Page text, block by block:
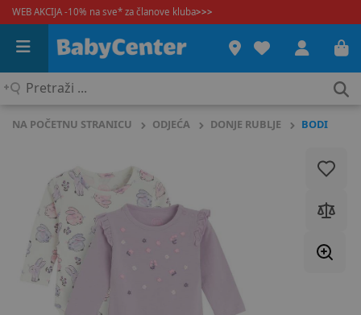
WEB AKCIJA -10% na sve* za članove kluba>>>
Pretraži
NA POČETNU STRANICU ODJEĆA DONJE RUBLJE BODI